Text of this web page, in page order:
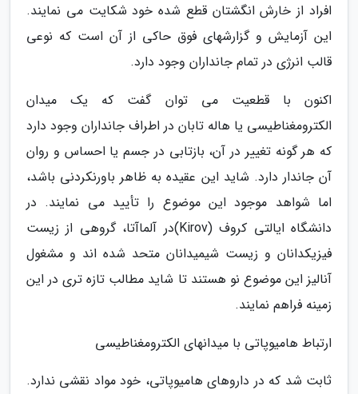
افراد از خارش انگشتان قطع شده خود شکایت می نمایند.
این آزمایش و گزارشهای فوق حاکی از آن است که نوعی
قالب انرژی در تمام جانداران وجود دارد.
اکنون با قطعیت می توان گفت که یک میدان
الکترومغناطیسی یا هاله تابان در اطراف جانداران وجود دارد
که هر گونه تغییر در آن، بازتابی در جسم یا احساس و روان
آن جاندار دارد. شاید این عقیده به ظاهر باورنکردنی باشد،
اما شواهد موجود این موضوع را تأیید می نمایند. در
دانشگاه ایالتی کروف (Kirov)در آلماآتا، گروهی از زیست
فیزیکدانان و زیست شیمیدانان متحد شده اند و مشغول
آنالیز این موضوع نو هستند تا شاید مطالب تازه تری در این
زمینه فراهم نمایند.
ارتباط هامیوپاتی با میدانهای الکترومغناطیسی
ثابت شد که در داروهای هامیوپاتی، خود مواد نقشی ندارد.